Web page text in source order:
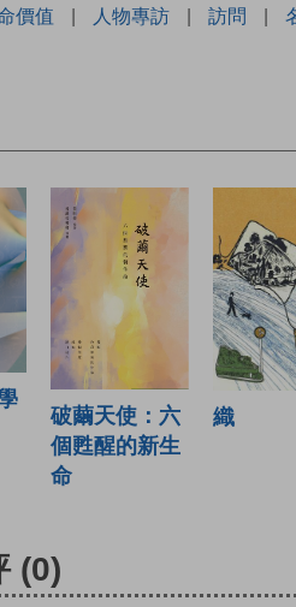
價值 | 人物專訪 | 訪問 |
破繭天使：六
個甦醒的新生
命
織
(0)